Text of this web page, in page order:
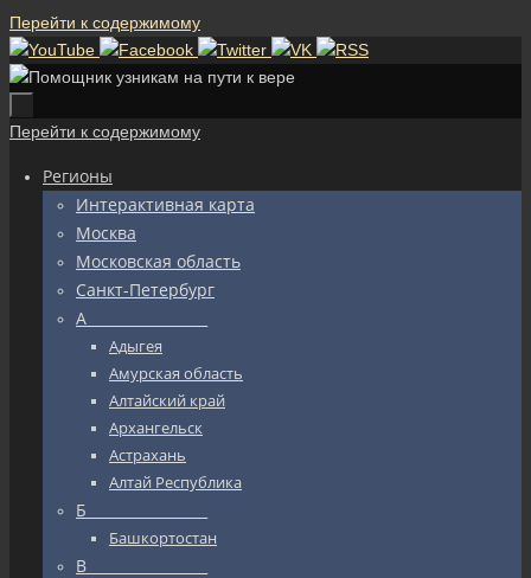
Перейти к содержимому
Перейти к содержимому
Регионы
Интерактивная карта
Москва
Московская область
Санкт-Петербург
А_________________
Адыгея
Амурская область
Алтайский край
Архангельск
Астрахань
Алтай Республика
Б_________________
Башкортостан
В_________________